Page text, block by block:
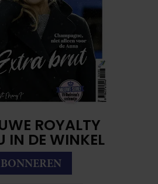
ROYALTY
IN DE WINKEL